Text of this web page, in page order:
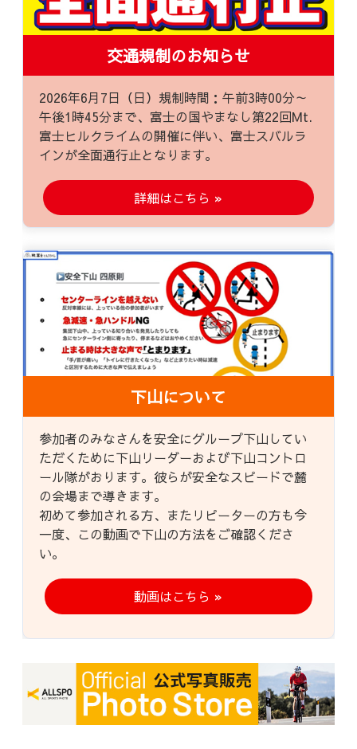
交通規制のお知らせ
2026年6月7日（日）規制時間：午前3時00分～
午後1時45分まで、富士の国やまなし第22回Mt.
富士ヒルクライムの開催に伴い、富士スバルラ
インが全面通行止となります。
詳細はこちら »
下山について
参加者のみなさんを安全にグループ下山してい
ただくために下山リーダーおよび下山コントロ
ール隊がおります。彼らが安全なスピードで麓
の会場まで導きます。
初めて参加される方、またリピーターの方も今
一度、この動画で下山の方法をご確認くださ
い。
動画はこちら »